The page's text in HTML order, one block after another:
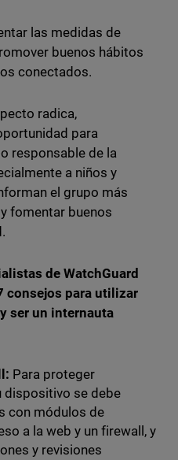
las medidas de
buenos hábitos
conectados.
radica,
para
responsable de la
a niños y
el grupo más
fomentar buenos
de WatchGuard
consejos para utilizar
ser un internauta
Para proteger
dispositivo se debe
con módulos de
a la web y un firewall, y
y revisiones